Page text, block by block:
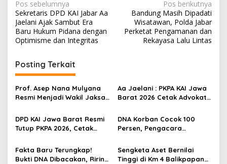
N
a
v
i
g
a
s
i
p
o
s
Pos sebelumnya
Sekretaris DPD KAI Jabar Aa
Jaelani Ajak Sambut Era
Baru Hukum Pidana dengan
Optimisme dan Integritas
Pos berikutnya
Bandung Masih Dipadati
Wisatawan, Polda Jabar
Perketat Pengamanan dan
Rekayasa Lalu Lintas
Posting Terkait
Prof. Asep Nana Mulyana
Resmi Menjadi Wakil Jaksa
Semangat “Ti Asep Ku Asep
Keur Indonesia
Aa Jaelani : PKPA KAI Jawa
Barat 2026 Cetak Advokat
DPD KAI Jawa Barat Resmi
Tutup PKPA 2026, Cetak
Berintegritas Hadapi
Tantangan Hukum Modern
DNA Korban Cocok 100
Persen, Pengacara
Kebenaran Segera
Terungkap
Fakta Baru Terungkap!
Bukti DNA Dibacakan, Ririn
Sengketa Aset Bernilai
Tinggi di Km 4 Balikpapan